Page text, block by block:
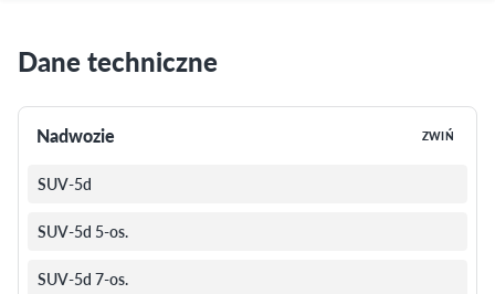
Dane techniczne
Nadwozie ZWIŃ
SUV-5d
SUV-5d 5-os.
SUV-5d 7-os.